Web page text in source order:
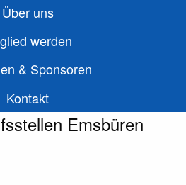
Über uns
werden
& Sponsoren
Kontakt
Emsbüren